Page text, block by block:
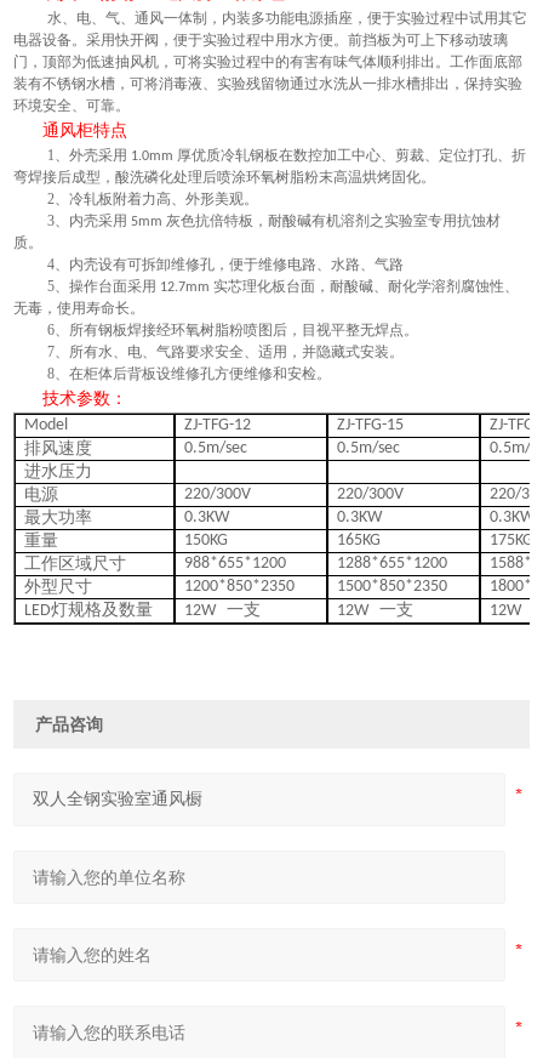
水、电、气、通风一体制，内装多功能电源插座，便于实验过程中试用其它
电器设备。采用快开阀，便于实验过程中用水方便。前挡板为可上下移动玻璃
门，顶部为低速抽风机，可将实验过程中的有害有味气体顺利排出。工作面底部
装有不锈钢水槽，可将消毒液、实验残留物通过水洗从一排水槽排出，保持实验
环境安全、可靠。
通风柜特点
1、外壳采用 1.0mm 厚优质冷轧钢板在数控加工中心、剪裁、定位打孔、折
弯焊接后成型，酸洗磷化处理后喷涂环氧树脂粉末高温烘烤固化。
2、冷轧板附着力高、外形美观。
3、 内壳采用 5mm灰色抗倍特板，耐酸碱有机溶剂之实验室专用抗蚀材
质。
4、 内壳设有可拆卸维修孔，便于维修电路、水路、气路
5、操作台面采用 12.7mm实芯理化板台面，耐酸碱、耐化学溶剂腐蚀性、
无毒，使用寿命长。
6、 所有钢板焊接经环氧树脂粉喷图后，目视平整无焊点。
7、 所有水、电、气路要求安全、适用，并隐藏式安装。
8、在柜体后背板设维修孔方便维修和安检。
技术参数：
Model
ZJ-TFG-12 ZJ-TFG-15 ZJ-
排风速度
0.5m/sec 0.5m/sec
0.5m/
进水压力
电源
220/300V 220/300V
220/
最大功率
0.3KW 0.3KW
0.3KW
重量
150KG 165KG
175KG
工作区域尺寸
988*655*1200 1288*655*1200
外型尺寸
1200*850*2350 1500*850*2350
LED灯规格及数量 12W一支 12W一支 12W
产品咨询